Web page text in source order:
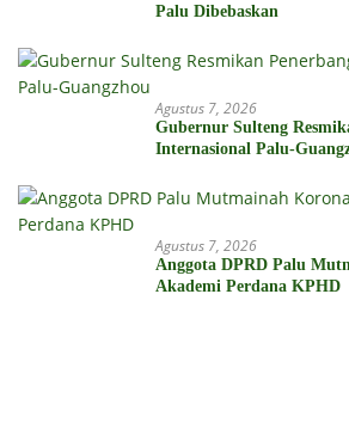
Palu Dibebaskan
Agustus 7, 2026
Gubernur Sulteng
Internasional Palu-
Agustus 7, 2026
Anggota DPRD Palu
Akademi Perdana KPHD